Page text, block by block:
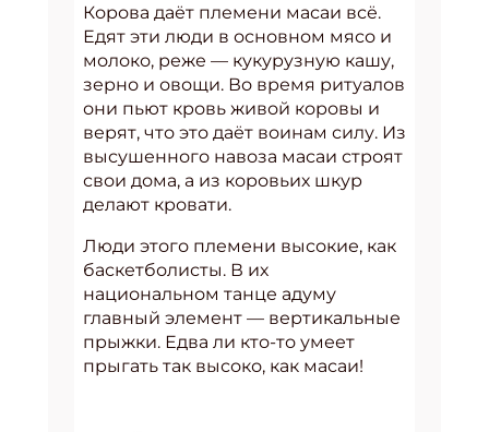
Корова даёт племени масаи всё.
Едят эти люди в основном мясо и
молоко, реже — кукурузную кашу,
зерно и овощи. Во время ритуалов
они пьют кровь живой коровы и
верят, что это даёт воинам силу. Из
высушенного навоза масаи строят
свои дома, а из коровьих шкур
делают кровати.
Люди этого племени высокие, как
баскетболисты. В их
национальном танце адуму
главный элемент — вертикальные
прыжки. Едва ли кто-то умеет
прыгать так высоко, как масаи!